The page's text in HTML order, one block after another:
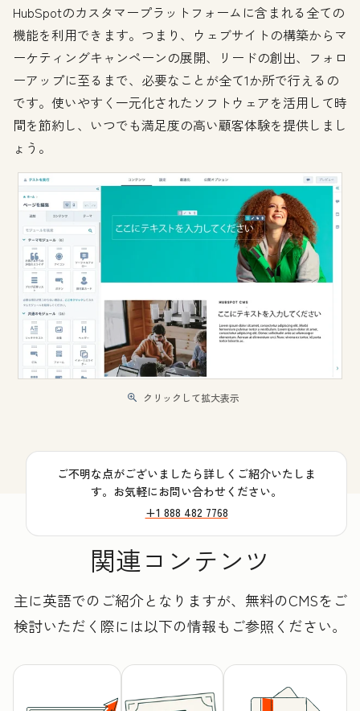
HubSpotのカスタマープラットフォームに含まれる全ての
機能を利用できます。つまり、ウェブサイトの構築からマ
ーケティングキャンペーンの展開、リードの創出、フォロ
ーアップに至るまで、必要なことが全て1か所で行えるの
です。使いやすく一元化されたソフトウェアを活用して時
間を節約し、いつでも満足度の高い顧客体験を提供しまし
ょう。
クリックして拡大表示
ご不明な点がございましたら詳しくご紹介いたしま
す。お気軽にお問い合わせください。
+1 888 482 7768
関連コンテンツ
主に英語でのご紹介となりますが、無料のCMSをご
検討いただく際には以下の情報もご参照ください。